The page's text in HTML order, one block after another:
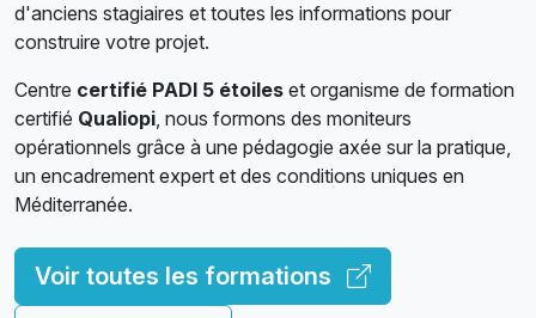
d'anciens stagiaires et toutes les informations pour
construire votre projet.
Centre certifié PADI 5 étoiles et organisme de formation
certifié Qualiopi, nous formons des moniteurs
opérationnels grâce à une pédagogie axée sur la pratique,
un encadrement expert et des conditions uniques en
Méditerranée.
Voir toutes les formations